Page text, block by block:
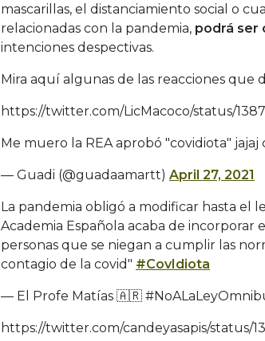
mascarillas, el distanciamiento social o
relacionadas con la pandemia, podrá ser
intenciones despectivas.
Mira aquí algunas de las reacciones que
https://twitter.com/LicMacoco/status/
Me muero la REA aprobó "covidiota" jajaj
— Guadi (@guadaamartt) April 27, 2021
La pandemia obligó a modificar hasta el
Academia Española acaba de incorporar
personas que se niegan a cumplir las
contagio de la covid" #CovIdiota
— El Profe Matías 🇦🇷
https://twitter.com/candeyasapis/status/